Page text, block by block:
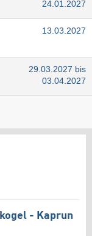
24.01.2027
13.03.2027
29.03.2027 bis
03.04.2027
- Kaprun